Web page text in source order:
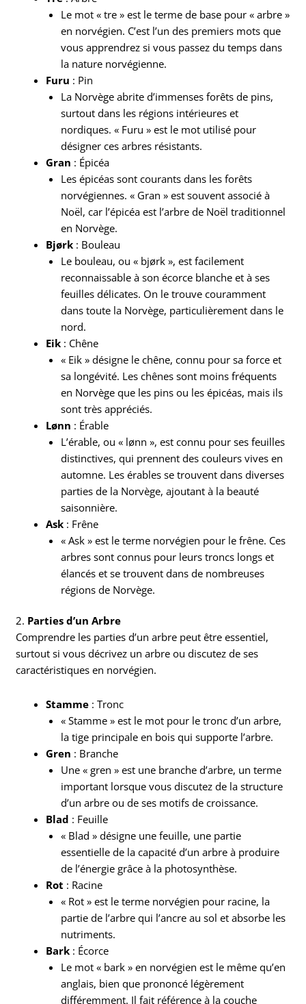
Le mot « tre » est le terme de base pour « arbre »
en norvégien. C’est l’un des premiers mots que
vous apprendrez si vous passez du temps dans
la nature norvégienne.
Furu : Pin
La Norvège abrite d’immenses forêts de pins,
surtout dans les régions intérieures et
nordiques. « Furu » est le mot utilisé pour
désigner ces arbres résistants.
Gran : Épicéa
Les épicéas sont courants dans les forêts
norvégiennes. « Gran » est souvent associé à
Noël, car l’épicéa est l’arbre de Noël traditionnel
en Norvège.
Bjørk : Bouleau
Le bouleau, ou « bjørk », est facilement
reconnaissable à son écorce blanche et à ses
feuilles délicates. On le trouve couramment
dans toute la Norvège, particulièrement dans le
nord.
Eik : Chêne
« Eik » désigne le chêne, connu pour sa force et
sa longévité. Les chênes sont moins fréquents
en Norvège que les pins ou les épicéas, mais ils
sont très appréciés.
Lønn : Érable
L’érable, ou « lønn », est connu pour ses feuilles
distinctives, qui prennent des couleurs vives en
automne. Les érables se trouvent dans diverses
parties de la Norvège, ajoutant à la beauté
saisonnière.
Ask : Frêne
« Ask » est le terme norvégien pour le frêne. Ces
arbres sont connus pour leurs troncs longs et
élancés et se trouvent dans de nombreuses
régions de Norvège.
2. Parties d’un Arbre
Comprendre les parties d’un arbre peut être essentiel,
surtout si vous décrivez un arbre ou discutez de ses
caractéristiques en norvégien.
Stamme : Tronc
« Stamme » est le mot pour le tronc d’un arbre,
la tige principale en bois qui supporte l’arbre.
Gren : Branche
Une « gren » est une branche d’arbre, un terme
important lorsque vous discutez de la structure
d’un arbre ou de ses motifs de croissance.
Blad : Feuille
« Blad » désigne une feuille, une partie
essentielle de la capacité d’un arbre à produire
de l’énergie grâce à la photosynthèse.
Rot : Racine
« Rot » est le terme norvégien pour racine, la
partie de l’arbre qui l’ancre au sol et absorbe les
nutriments.
Bark : Écorce
Le mot « bark » en norvégien est le même qu’en
anglais, bien que prononcé légèrement
différemment. Il fait référence à la couche